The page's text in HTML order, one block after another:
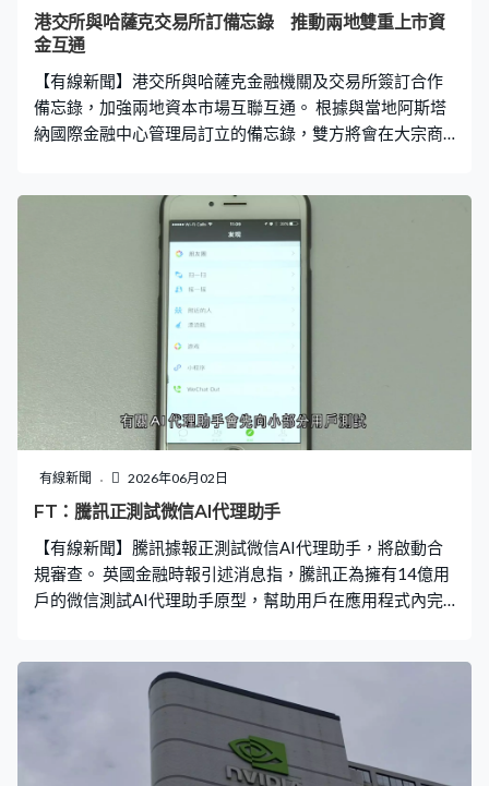
港交所與哈薩克交易所訂備忘錄 推動兩地雙重上市資
金互通
【有線新聞】港交所與哈薩克金融機關及交易所簽訂合作
備忘錄，加強兩地資本市場互聯互通。 根據與當地阿斯塔
納國際金融中心管理局訂立的備忘錄，雙方將會在大宗商
市機遇，推動股票雙重上市，以及債券跨境上市。行政總
裁陳翊庭認為，兩地合作有助支持資金雙向流動，以及鞏
固本港的互聯互通橋樑角色。
有線新聞 2026年06月02日
FT：騰訊正測試微信AI代理助手
【有線新聞】騰訊據報正測試微信AI代理助手，將啟動合
規審查。 英國金融時報引述消息指，騰訊正為擁有14億用
戶的微信測試AI代理助手原型，幫助用戶在應用程式內完
所需時間尚未確定，目前未落實正式公布日期，而美團首
席執行官王興在業績電話會議表示，美團AI代理助手「小
美」與騰訊元寶的合作即將上線。